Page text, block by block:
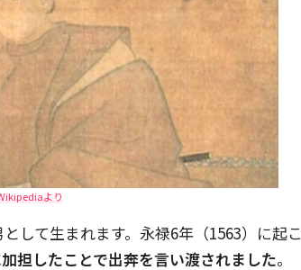
より
して生まれます。永禄6年（1563）に起こ
担したことで出奔を言い渡されました。